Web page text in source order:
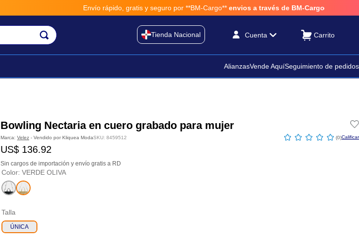
Envío rápido, gratis y seguro por **BM-Cargo** envios a través de BM-Cargo
Tienda Nacional Cuenta
AlianzasVende AquíSeguimiento de pedidos
Bowling Nectaria en cuero grabado para mujer
Marca: Velez - Vendido por Kliquea ModaSKU: 8459512 ☆ ☆ ☆ ☆ ☆ (0)
US$ 136.92
Sin cargos de importación y envío gratis a RD
Color: VERDE OLIVA
Talla
ÚNICA